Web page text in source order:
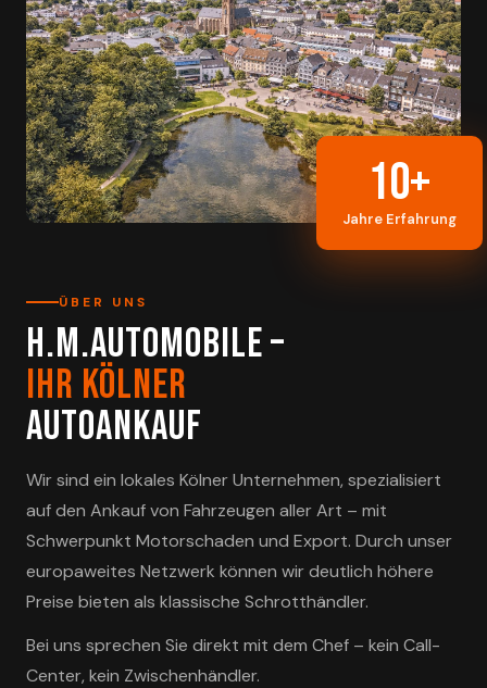
10+
Jahre Erfahrung
ÜBER UNS
H.M.Automobile –
Ihr Kölner
Autoankauf
Wir sind ein lokales Kölner Unternehmen, spezialisiert
auf den Ankauf von Fahrzeugen aller Art – mit
Schwerpunkt Motorschaden und Export. Durch unser
europaweites Netzwerk können wir deutlich höhere
Preise bieten als klassische Schrotthändler.
Bei uns sprechen Sie direkt mit dem Chef – kein Call-
Center, kein Zwischenhändler.